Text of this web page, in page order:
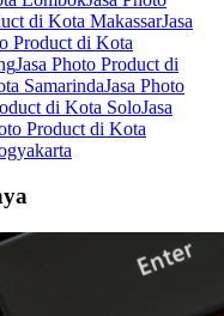
di Kota MakassarJasa
Product di Kota
Jasa Photo Product di
SamarindaJasa Photo
di Kota SoloJasa
Product di Kota